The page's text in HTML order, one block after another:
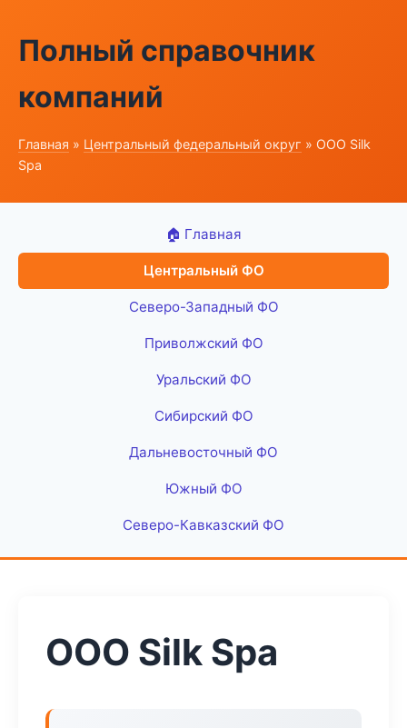
Полный справочник
компаний
Главная » Центральный федеральный округ » ООО Silk
Spa
🏠 Главная
Центральный ФО
Северо-Западный ФО
Приволжский ФО
Уральский ФО
Сибирский ФО
Дальневосточный ФО
Южный ФО
Северо-Кавказский ФО
ООО Silk Spa